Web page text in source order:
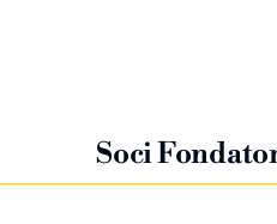
Soci